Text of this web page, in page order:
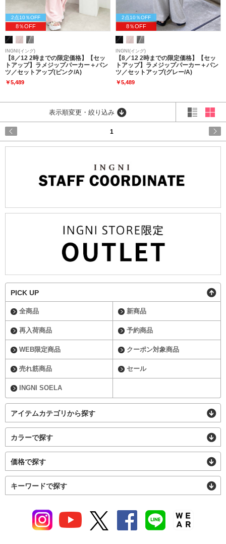
2点10％OFF
8％OFF
INGNI(イング)
【8／12 2時までの限定価格】【セッ
トアップ】ラメジップパーカー＋パン
ツ／セットアップ(ピンク/A)
￥5,489
2点10％OFF
8％OFF
INGNI(イング)
【8／12 2時までの限定価格】【セッ
トアップ】ラメジップパーカー＋パン
ツ／セットアップ(グレー/A)
￥5,489
表示順変更・絞り込み
1
PICK UP
全商品 新商品
再入荷商品 予約商品
WEB限定商品 クーポン対象商品
売れ筋商品 セール
INGNI SOELA
アイテムカテゴリから探す
カラーで探す
価格で探す
キーワードで探す